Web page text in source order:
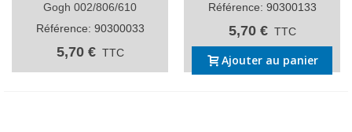
Gogh 002/806/610
Référence: 90300033
5,70 € TTC
Référence: 90300133
5,70 € TTC
Ajouter au panier